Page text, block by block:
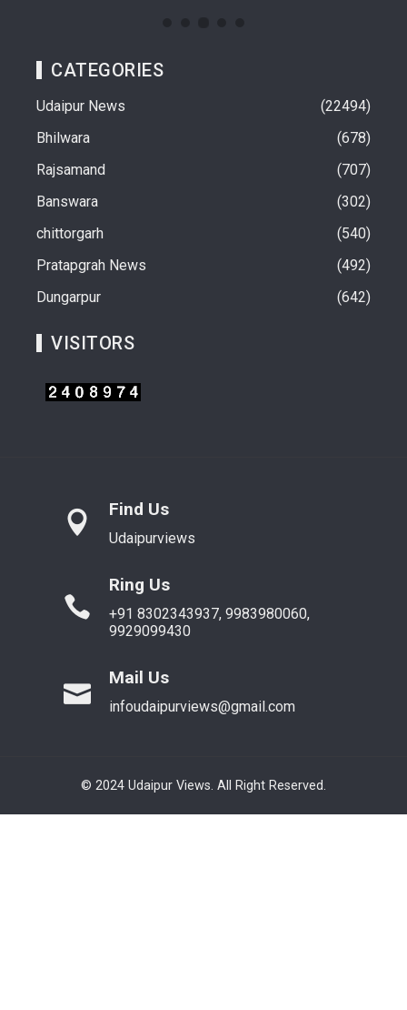
CATEGORIES
Udaipur News
22494
Bhilwara
678
Rajsamand
707
Banswara
302
chittorgarh
540
Pratapgrah News
492
Dungarpur
642
VISITORS
Find Us
Udaipurviews
Ring Us
+91 8302343937, 9983980060,
9929099430
Mail Us
infoudaipurviews@gmail.com
© 2024 Udaipur Views. All Right Reserved.